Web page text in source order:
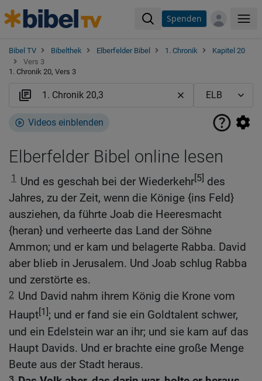
Spenden
Bibel TV Bibelthek Elberfelder Bibel 1. Chronik
Kapitel 20
Vers 3
1. Chronik 20, Vers 3
Videos einblenden
Elberfelder Bibel online lesen
1 Und es geschah bei der Wiederkehr[5] des
Jahres, zu der Zeit, wenn die Könige {ins Feld}
ausziehen, da führte Joab die Heeresmacht
{heran} und verheerte das Land der Söhne
Ammon; und er kam und belagerte Rabba. David
aber blieb in Jerusalem. Und Joab schlug Rabba
und zerstörte es.
2 Und David nahm ihrem König die Krone vom
Haupt[1]; und er fand sie ein Goldtalent schwer,
und ein Edelstein war an ihr; und sie kam auf das
Haupt Davids. Und er brachte eine große Menge
Beute aus der Stadt heraus.